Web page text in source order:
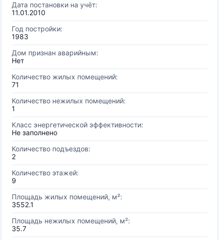
Дата постановки на учёт:
11.01.2010
Год постройки:
1983
Дом признан аварийным:
Нет
Количество жилых помещений:
71
Количество нежилых помещений:
1
Класс энергетической эффективности:
Не заполнено
Количество подъездов:
2
Количество этажей:
9
Площадь жилых помещений, м²:
3552.1
Площадь нежилых помещений, м²:
35.7